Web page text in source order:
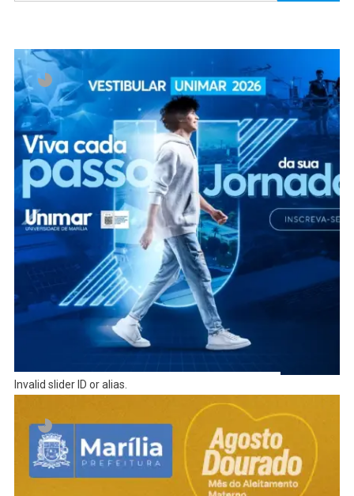
Invalid slider ID or alias.